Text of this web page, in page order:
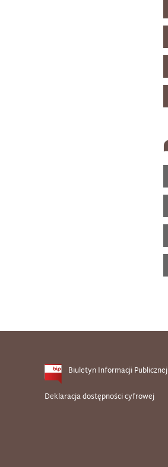
Biuletyn Informacji Publicznej
Deklaracja dostępności cyfrowej